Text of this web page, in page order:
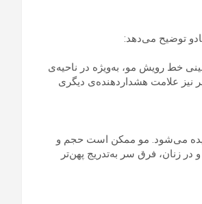
توضیح می‌دهد:
خط رویش مو، به‌ویژه در ناحیه‌ی
نیز علامت هشداردهنده‌ی دیگری
می‌شود. مو ممکن است حجم و
زنان، فرق سر به‌تدریج پهن‌تر